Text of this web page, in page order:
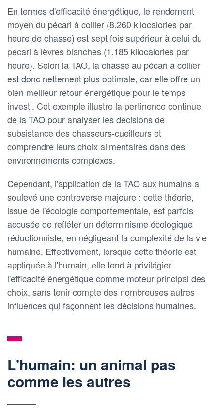
En termes d'efficacité énergétique, le rendement
moyen du pécari à collier (8.260 kilocalories par
heure de chasse) est sept fois supérieur à celui du
pécari à lèvres blanches (1.185 kilocalories par
heure). Selon la TAO, la chasse au pécari à collier
est donc nettement plus optimale, car elle offre un
bien meilleur retour énergétique pour le temps
investi. Cet exemple illustre la pertinence continue
de la TAO pour analyser les décisions de
subsistance des chasseurs-cueilleurs et
comprendre leurs choix alimentaires dans des
environnements complexes.
Cependant, l'application de la TAO aux humains a
soulevé une controverse majeure : cette théorie,
issue de l'écologie comportementale, est parfois
accusée de refléter un déterminisme écologique
réductionniste, en négligeant la complexité de la vie
humaine. Effectivement, lorsque cette théorie est
appliquée à l'humain, elle tend à privilégier
l'efficacité énergétique comme moteur principal des
choix, sans tenir compte des nombreuses autres
influences qui façonnent les décisions humaines.
L'humain: un animal pas
comme les autres